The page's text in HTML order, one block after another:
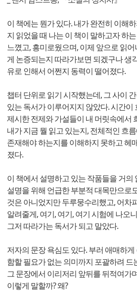
이 책에는 뭔가 있다. 내가 완전히 이해
지 읽었을 때 나는 이 책이 말하고자 하
느꼈고, 흥미로웠으며, 이제 앞으로 읽
게 논증되는지 따라가보면 되겠구나 생
유로 인해서 어쩐지 동력이 떨어졌다.
챕터 단위로 읽기 시작했는데, 그 사이
있는 독서가 이루어지지 않았다. 시간이
제시한 전제와 가설들이 내 머릿속에서
내가 지금 뭘 읽고 있는지, 전체적인 흐
존재해야 하는지를 이해하지 못하고 헤
졌다.
이 책에서 설명하고 있는 작품들을 거의
설명을 위해 언급한 부분적 대목만으로
것은 아니었지만 두루뭉수리했고, 어차
알려줄게, 여기, 여기, 여기 시험에 나오
그저 따라가는 독서가 되고 말았다.
저자의 문장 욕심도 있다. 부러 애매하
함할 필요가 없는 의미까지 포괄하려 드
그 문장에서 이리저리 앞뒤를 뒤적여가
이렇게 말할까? 왜?